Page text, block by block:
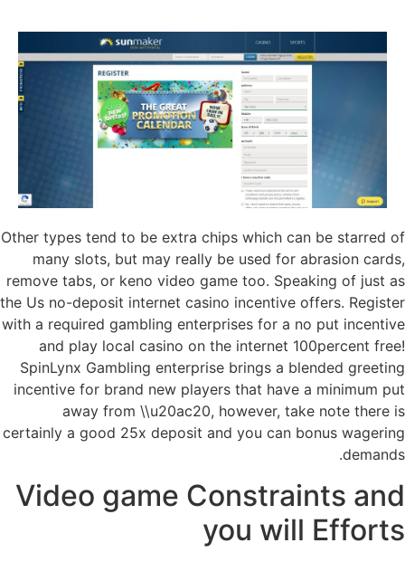
Other types tend to be extra chips which can be starred of
many slots, but may really be used for abrasion cards,
remove tabs, or keno video game too. Speaking of just as
the Us no-deposit internet casino incentive offers. Register
with a required gambling enterprises for a no put incentive
and play local casino on the internet 100percent free!
SpinLynx Gambling enterprise brings a blended greeting
incentive for brand new players that have a minimum put
away from \\u20ac20, however, take note there is
certainly a good 25x deposit and you can bonus wagering
demands.
Video game Constraints and
you will Efforts